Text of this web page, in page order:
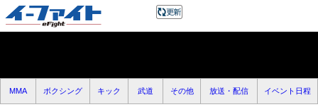
MMA ボクシング キック 武道 その他 放送・配信 イベント日程